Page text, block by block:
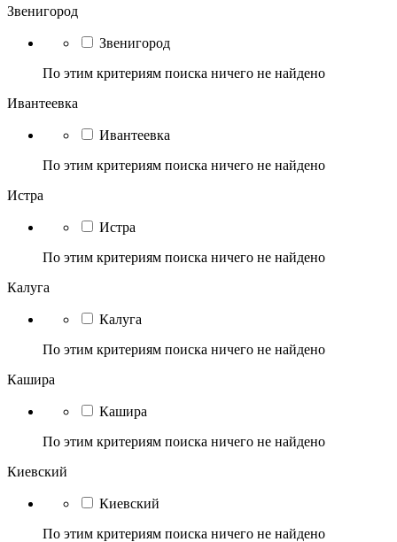
Звенигород
Звенигород
По этим критериям поиска ничего не найдено
Ивантеевка
Ивантеевка
По этим критериям поиска ничего не найдено
Истра
Истра
По этим критериям поиска ничего не найдено
Калуга
Калуга
По этим критериям поиска ничего не найдено
Кашира
Кашира
По этим критериям поиска ничего не найдено
Киевский
Киевский
По этим критериям поиска ничего не найдено